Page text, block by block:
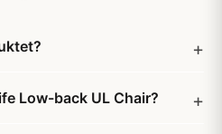
Low-back UL Chair?